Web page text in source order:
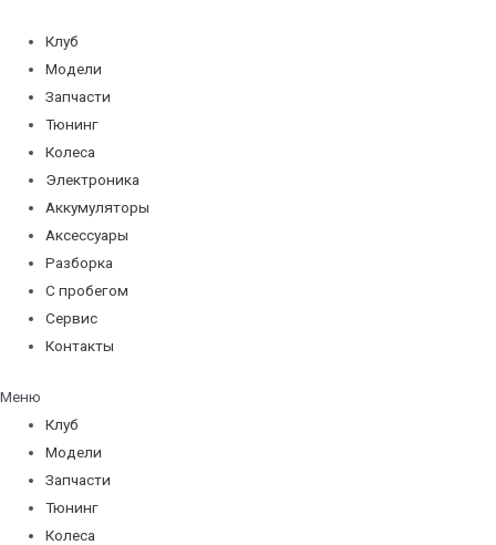
содержимому
Клуб
Модели
Запчасти
Тюнинг
Колеса
Электроника
Аккумуляторы
Аксессуары
Разборка
С пробегом
Сервис
Контакты
Меню
Клуб
Модели
Запчасти
Тюнинг
Колеса